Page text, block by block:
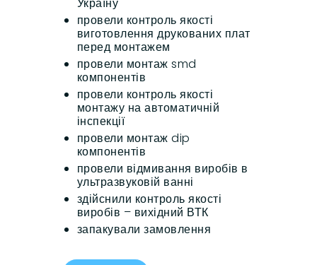
провели контроль якості
виготовлення друкованих плат
перед монтажем
провели монтаж smd
компонентів
провели контроль якості
монтажу на автоматичній
інспекції
провели монтаж dip
компонентів
провели відмивання виробів в
ультразвуковій ванні
здійснили контроль якості
виробів – вихідний ВТК
запакували замовлення